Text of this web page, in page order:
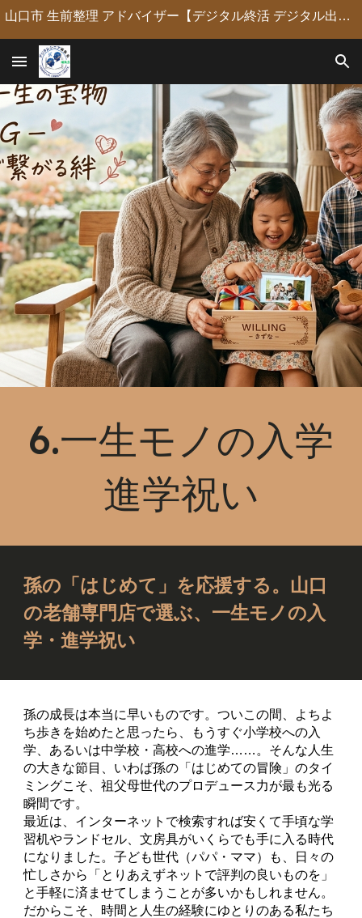
山口市 生前整理 アドバイザー【デジタル終活 デジタル出版 デジタルシニア編集長】定年後の人生の物語を「最高のデジタル資産」に編集・昇華。 古いネガやVHSのデジタル化からプロの構成による自分史動画制作、終活事務までトータルサポート。 長年のキャリアを持つプロがあなたの想いの継承を全力で支援します。
6.一生モノの入学
進学祝い
孫の「はじめて」を応援する。山口
の老舗専門店で選ぶ、一生モノの入
学・進学祝い
孫の成長は本当に早いものです。ついこの間、よちよ
ち歩きを始めたと思ったら、もうすぐ小学校への入
学、あるいは中学校・高校への進学……。そんな人生
の大きな節目、いわば孫の「はじめての冒険」のタイ
ミングこそ、祖父母世代のプロデュース力が最も光る
瞬間です。
最近は、インターネットで検索すれば安くて手頃な学
習机やランドセル、文房具がいくらでも手に入る時代
になりました。子ども世代（パパ・ママ）も、日々の
忙しさから「とりあえずネットで評判の良いものを」
と手軽に済ませてしまうことが多いかもしれません。
だからこそ、時間と人生の経験にゆとりのある私たち